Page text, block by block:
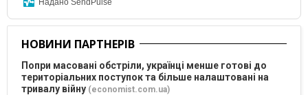
НОВИНИ ПАРТНЕРІВ
Попри масовані обстріли, українці менше готові до
територіальних поступок та більше налаштовані на
тривалу війну (economist.com.ua)